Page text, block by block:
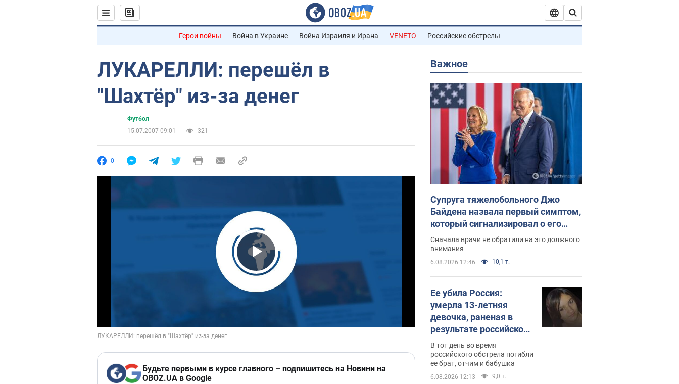
Герои войны Война в Украине Война Израиля и Ирана VENETO Российские обстрелы
ЛУКАРЕЛЛИ: перешёл в
"Шахтёр" из-за денег
Футбол
15.07.2007 09:01
321
0
Play Video
Будьте первыми в курсе главного – подпишитесь на Новини на
OBOZ.UA в Google
Важное
Супруга тяжелобольного Джо
Байдена назвала первый симптом,
который сигнализировал о его
"агрессивном" раке
Сначала врачи не обратили на это должного
внимания
6.08.2026 12:46 10,1 т.
Ее убила Россия:
умерла 13-летняя
девочка, раненая в
результате российской
атаки на Сумскую
область. Фото
В тот день во время
российского обстрела погибли
ее брат, отчим и бабушка
6.08.2026 12:13 9,0 т.